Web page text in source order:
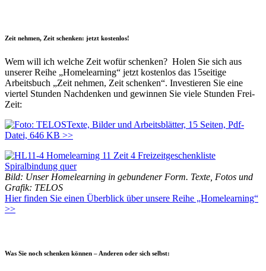
Zeit nehmen, Zeit schenken: jetzt kostenlos!
Wem will ich welche Zeit wofür schenken? Holen Sie sich aus
unserer Reihe „Homelearning“ jetzt kostenlos das 15seitige
Arbeitsbuch „Zeit nehmen, Zeit schenken“. Investieren Sie eine
viertel Stunden Nachdenken und gewinnen Sie viele Stunden Frei-
Zeit:
Texte, Bilder und Arbeitsblätter, 15 Seiten, Pdf-
Datei, 646 KB >>
Bild: Unser Homelearning in gebundener Form. Texte, Fotos und
Grafik: TELOS
Hier finden Sie einen Überblick über unsere Reihe „Homelearning“
>>
Was Sie noch schenken können – Anderen oder sich selbst: